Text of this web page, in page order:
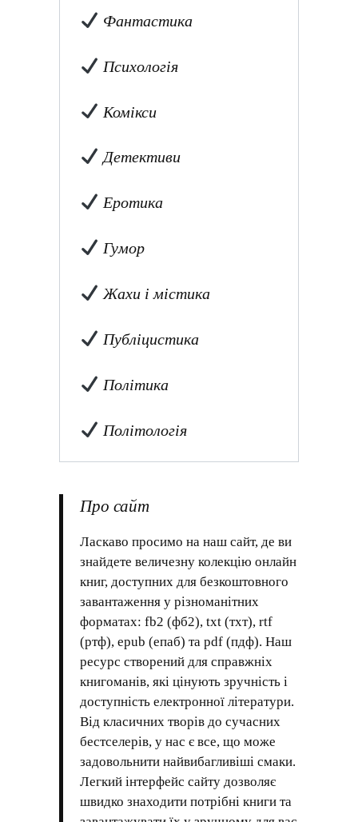
Фантастика
Психологія
Комікси
Детективи
Еротика
Гумор
Жахи і містика
Публіцистика
Політика
Політологія
Про сайт
Ласкаво просимо на наш сайт, де ви
знайдете величезну колекцію онлайн
книг, доступних для безкоштовного
завантаження у різноманітних
форматах: fb2 (фб2), txt (тхт), rtf
(ртф), epub (епаб) та pdf (пдф). Наш
ресурс створений для справжніх
книгоманів, які цінують зручність і
доступність електронної літератури.
Від класичних творів до сучасних
бестселерів, у нас є все, що може
задовольнити найвибагливіші смаки.
Легкий інтерфейс сайту дозволяє
швидко знаходити потрібні книги та